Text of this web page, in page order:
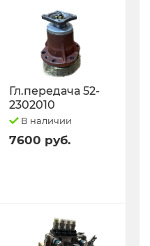
Гл.передача 52-
2302010
В наличии
7600 руб.